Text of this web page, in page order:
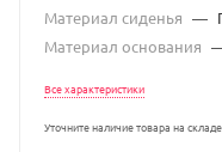
Материал сиденья —
Материал основания
Все характеристики
Уточните наличие товара на